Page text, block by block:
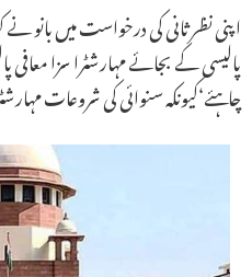
پالیسی کے بجائے مہارشٹرا سزا معافی
چاہئے‘کیونکہ سنوائی کی شروعات